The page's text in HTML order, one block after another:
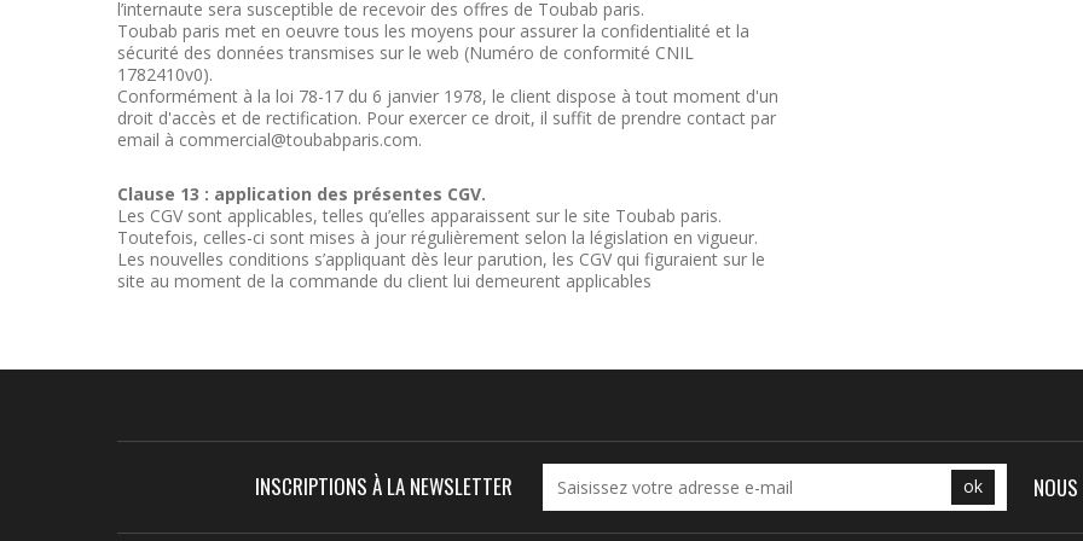
l’internaute sera susceptible de recevoir des offres de Toubab paris.
Toubab paris met en oeuvre tous les moyens pour assurer la confidentialité et la
sécurité des données transmises sur le web (Numéro de conformité CNIL
1782410v0).
Conformément à la loi 78-17 du 6 janvier 1978, le client dispose à tout moment d'un
droit d'accès et de rectification. Pour exercer ce droit, il suffit de prendre contact par
email à commercial@toubabparis.com.
Clause 13 : application des présentes CGV.
Les CGV sont applicables, telles qu’elles apparaissent sur le site Toubab paris.
Toutefois, celles-ci sont mises à jour régulièrement selon la législation en vigueur.
Les nouvelles conditions s’appliquant dès leur parution, les CGV qui figuraient sur le
site au moment de la commande du client lui demeurent applicables
INSCRIPTIONS À LA NEWSLETTER ok